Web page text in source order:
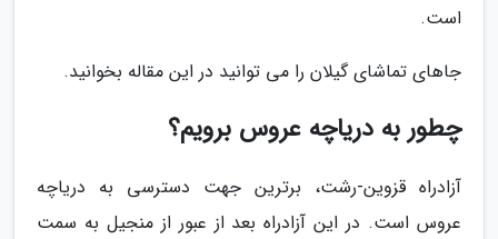
است.
جاهای تماشای گیلان را می توانید در این مقاله بخوانید.
چطور به دریاچه عروس برویم؟
آزادراه قزوین-رشت، برترین جهت دسترسی به دریاچه
عروس است. در این آزادراه بعد از عبور از منجیل به سمت